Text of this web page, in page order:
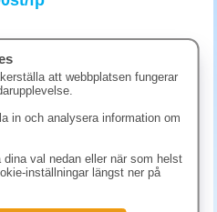
att webbplatsen fungerar
in och analysera information om
val nedan eller när som helst
inställningar längst ner på